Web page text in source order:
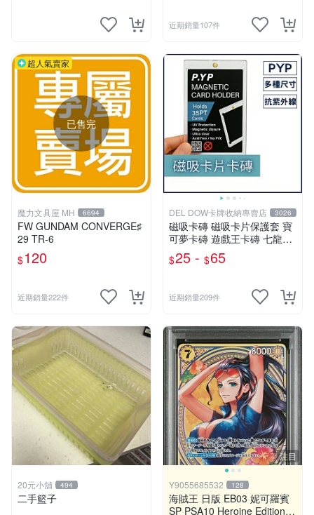
近期銷量107件
超人氣賣家
已售完
魔力文具屋 MH 6694
FW GUNDAM CONVERGE♯
29 TR-6
$120
近期銷量222件
DEL DOW卡牌收納專賣店 3026
磁吸卡磚 磁吸卡片保護套 寶
可夢卡磚 遊戲王卡磚 七龍珠
球員卡 球衣卡 35PT 55PT 1
00PT 130PT 180PT
$25 - $65
近期銷量209件
20元小舖 494
二手籃子
注目
Y9055685532 128
海賊王 日版 EB03 妮可羅賓
SP PSA10 Heroine Edition N